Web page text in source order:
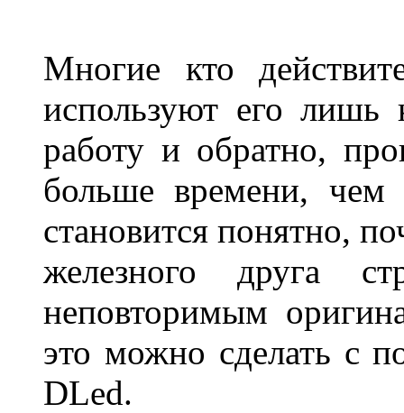
Многие кто
используют его лишь
работу и обратно,
больше времени, чем
становится понятно,
железного друга
неповторимым
это можно сделать с
DLed.